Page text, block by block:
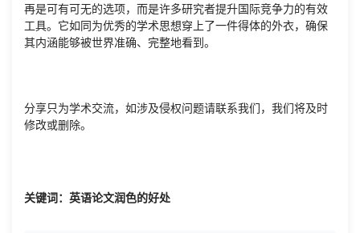
再是可有可无的选项，而是许多研究者提升国际竞争力的有效
工具。它如同为优秀的学术思想穿上了一件得体的外衣，确保
其内涵能够被世界准确、完整地看到。
分享只为学术交流，如涉及侵权问题请联系我们，我们将及时
修改或删除。
关键词：英语论文润色的好处